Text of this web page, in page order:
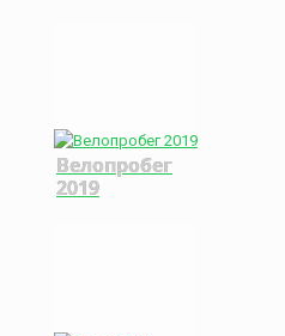
Велопробег
2019